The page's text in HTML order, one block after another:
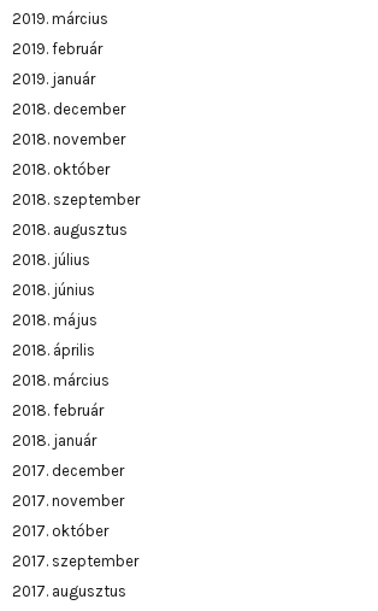
2019. március
2019. február
2019. január
2018. december
2018. november
2018. október
2018. szeptember
2018. augusztus
2018. július
2018. június
2018. május
2018. április
2018. március
2018. február
2018. január
2017. december
2017. november
2017. október
2017. szeptember
2017. augusztus